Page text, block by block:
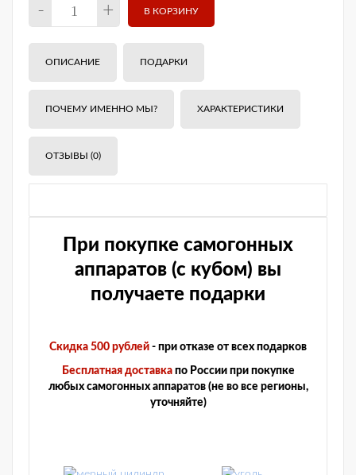
+
-
ОПИСАНИЕ ПОДАРКИ
ПОЧЕМУ ИМЕННО МЫ? ХАРАКТЕРИСТИКИ
ОТЗЫВЫ (0)
При покупке самогонных
аппаратов (с кубом) вы
получаете подарки
Скидка 500 рублей - при отказе от всех подарков
Бесплатная доставкапо России при покупке
любых самогонных аппаратов (не во все регионы,
уточняйте)